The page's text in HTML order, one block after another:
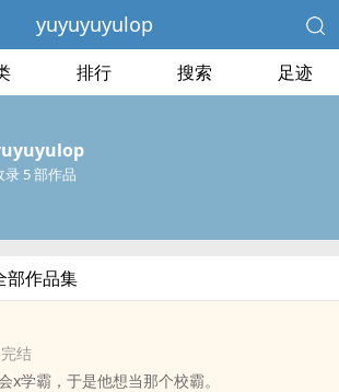
yuyuyuyulop
排行 搜索 足迹
录 5 部作品
作品集
完结
x学霸，于是他想当那个校霸。